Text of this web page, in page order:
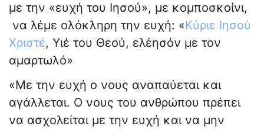
με την «ευχή του Ιησού», με κομποσκοίνι,
να λέμε ολόκληρη την ευχή: «Κύριε Ιησού
Χριστέ, Υιέ του Θεού, ελέησόν με τον
αμαρτωλό»
«Με την ευχή ο νους αναπαύεται και
αγάλλεται. Ο νους του ανθρώπου πρέπει
να ασχολείται με την ευχή και να μην